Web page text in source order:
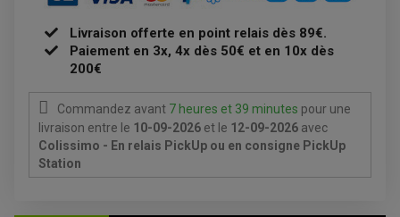
FILTRE A HUILE
OUTILLAGE
PRODUIT D'ENTRETIEN
Livraison offerte en point relais dès 89€.
Paiement en 3x, 4x dès 50€ et en 10x dès
200€
Commandez avant 7 heures et 39 minutes pour une
livraison entre le 10-09-2026 et le 12-09-2026 avec
Colissimo - En relais PickUp ou en consigne PickUp
Station